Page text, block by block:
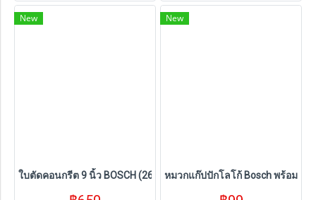
New
ใบตัดคอนกรีต 9 นิ้ว BOSCH (2608615114)
New
หมวกแก๊ปปักโลโก้ Bosch พร้อมสา